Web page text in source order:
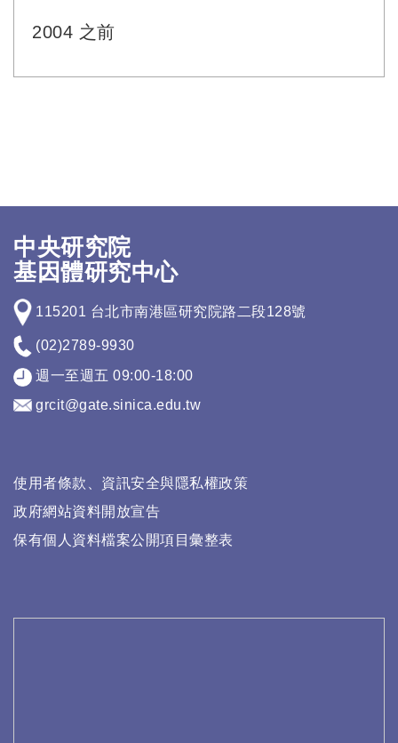
2004 之前
中央研究院
基因體研究中心
115201 台北市南港區研究院路二段128號
(02)2789-9930
週一至週五 09:00-18:00
grcit@gate.sinica.edu.tw
使用者條款、資訊安全與隱私權政策
政府網站資料開放宣告
保有個人資料檔案公開項目彙整表